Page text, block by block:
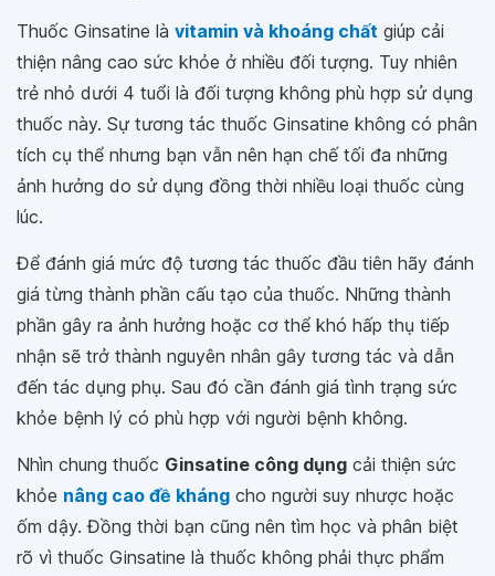
Thuốc Ginsatine là vitamin và khoáng chất giúp cải
thiện nâng cao sức khỏe ở nhiều đối tượng. Tuy nhiên
trẻ nhỏ dưới 4 tuổi là đối tượng không phù hợp sử dụng
thuốc này. Sự tương tác thuốc Ginsatine không có phân
tích cụ thể nhưng bạn vẫn nên hạn chế tối đa những
ảnh hưởng do sử dụng đồng thời nhiều loại thuốc cùng
lúc.
Để đánh giá mức độ tương tác thuốc đầu tiên hãy đánh
giá từng thành phần cấu tạo của thuốc. Những thành
phần gây ra ảnh hưởng hoặc cơ thể khó hấp thụ tiếp
nhận sẽ trở thành nguyên nhân gây tương tác và dẫn
đến tác dụng phụ. Sau đó cần đánh giá tình trạng sức
khỏe bệnh lý có phù hợp với người bệnh không.
Nhìn chung thuốc Ginsatine công dụng cải thiện sức
khỏe nâng cao đề kháng cho người suy nhược hoặc
ốm dậy. Đồng thời bạn cũng nên tìm học và phân biệt
rõ vì thuốc Ginsatine là thuốc không phải thực phẩm